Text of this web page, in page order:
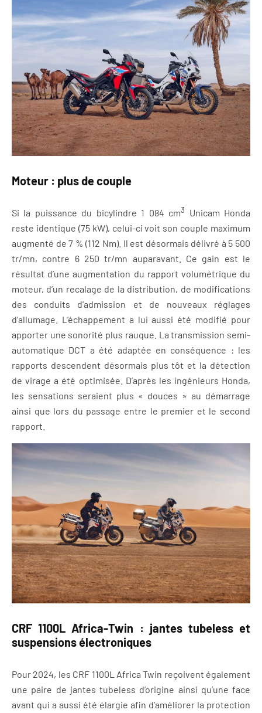
Moteur : plus de couple
Si la puissance du bicylindre 1 084 cm3
Unicam Honda
reste identique (75 kW), celui-ci voit son couple maximum
augmenté de 7 % (112 Nm). Il est désormais délivré à 5 500
tr/mn, contre 6 250 tr/mn auparavant. Ce gain est le
résultat d’une augmentation du rapport volumétrique du
moteur, d’un recalage de la distribution, de modifications
des conduits d’admission et de nouveaux réglages
d’allumage. L’échappement a lui aussi été modifié pour
apporter une sonorité plus rauque. La transmission semi-
automatique DCT a été adaptée en conséquence : les
rapports descendent désormais plus tôt et la détection
de virage a été optimisée. D’après les ingénieurs Honda,
les sensations seraient plus « douces » au démarrage
ainsi que lors du passage entre le premier et le second
rapport.
CRF 1100L Africa-Twin : jantes tubeless et
suspensions électroniques
Pour 2024, les CRF 1100L Africa Twin reçoivent également
une paire de jantes tubeless d’origine ainsi qu’une face
avant qui a aussi été élargie afin d’améliorer la protection